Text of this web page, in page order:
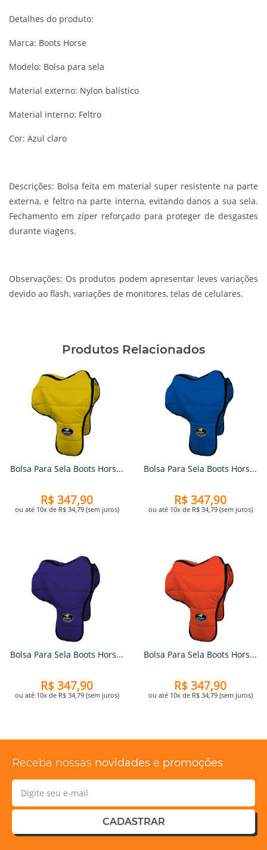
Detalhes do produto:
Marca: Boots Horse
Modelo: Bolsa para sela
Material externo: Nylon balístico
Material interno: Feltro
Cor: Azul claro
Descrições: Bolsa feita em material super resistente na parte
externa, e feltro na parte interna, evitando danos a sua sela.
Fechamento em zíper reforçado para proteger de desgastes
durante viagens.
Observações: Os produtos podem apresentar leves variações
devido ao flash, variações de monitores, telas de celulares.
Produtos Relacionados
Bolsa Para Sela Boots Hors...
R$ 347,90
ou até 10x de R$ 34,79 (sem juros)
Bolsa Para Sela Boots Hors...
R$ 347,90
ou até 10x de R$ 34,79 (sem juros)
Bolsa Para Sela Boots Hors...
R$ 347,90
ou até 10x de R$ 34,79 (sem juros)
Bolsa Para Sela Boots Hors...
R$ 347,90
ou até 10x de R$ 34,79 (sem juros)
Receba nossas novidades e promoções
CADASTRAR